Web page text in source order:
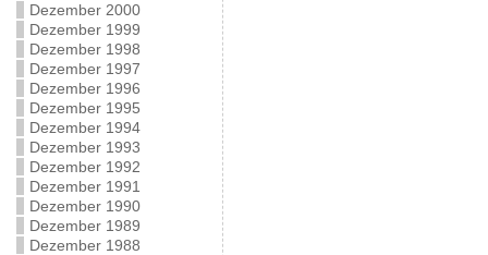
Dezember 2000
Dezember 1999
Dezember 1998
Dezember 1997
Dezember 1996
Dezember 1995
Dezember 1994
Dezember 1993
Dezember 1992
Dezember 1991
Dezember 1990
Dezember 1989
Dezember 1988